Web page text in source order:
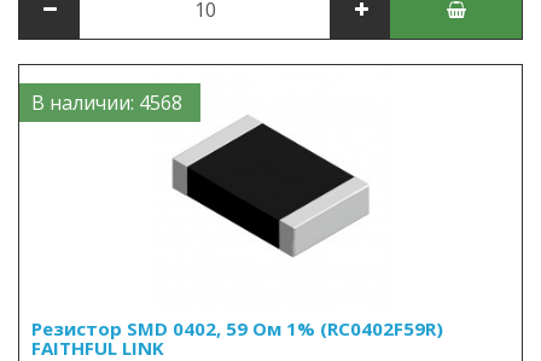
В наличии: 4568
Резистор SMD 0402, 59 Ом 1% (RC0402F59R)
FAITHFUL LINK